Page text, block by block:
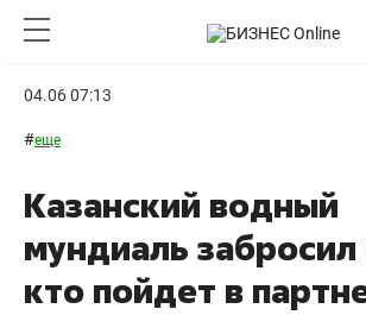
04.06 07:13
#еще
Казанский водный
мундиаль забросил
кто пойдет в